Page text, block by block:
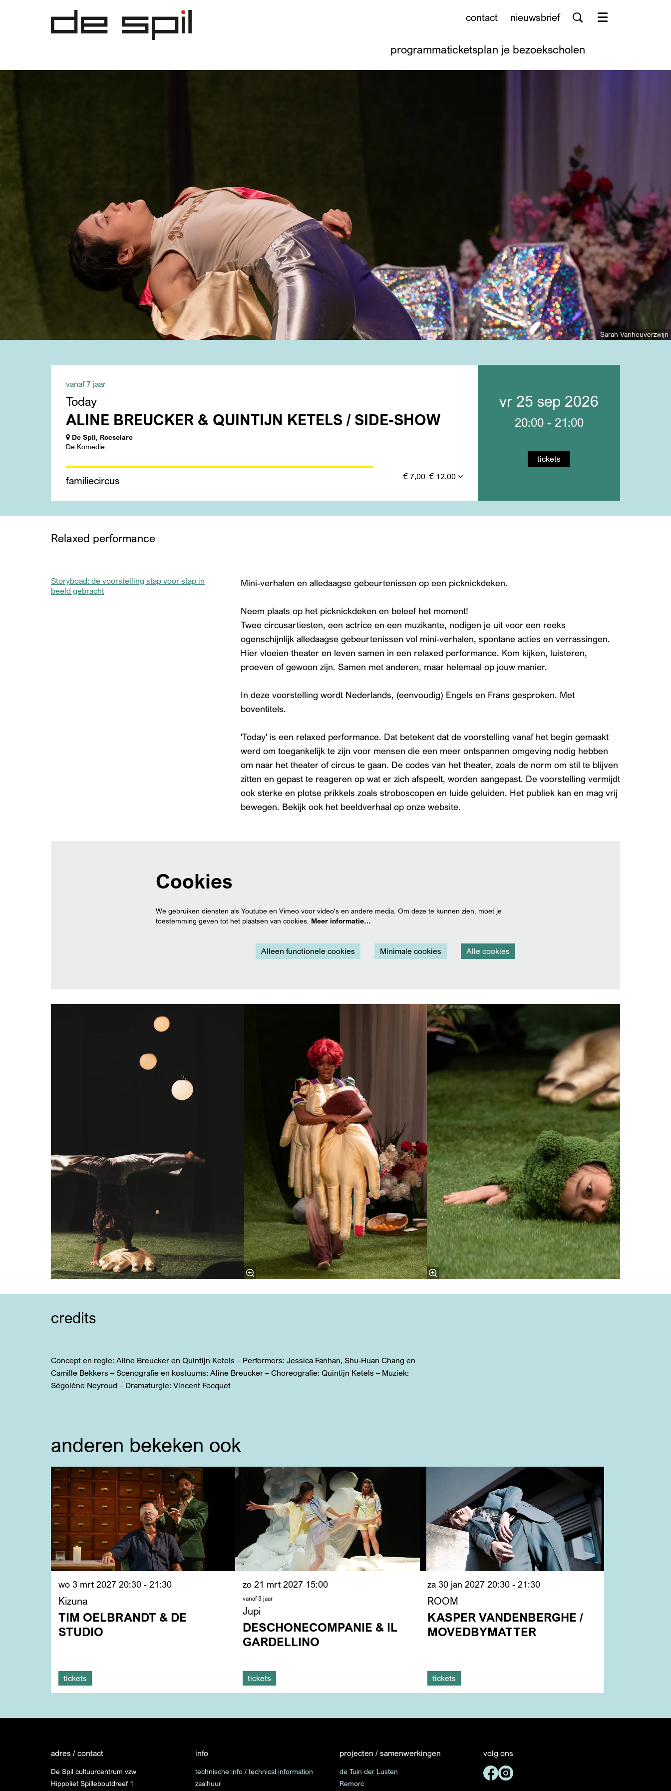
contact nieuwsbrief
programmaticketsplan je bezoekscholen
Menu
Sarah Vanheuverzwijn
Today
ALINE BREUCKER & QUINTIJN KETELS / SIDE-SHOW
vanaf 7 jaar
De Spil, Roeselare
De Komedie
familiecircus € 7,00–€ 12,00
vr 25 sep 2026
20:00 - 21:00
tickets
Relaxed performance
Mini-verhalen en alledaagse gebeurtenissen op een picknickdeken.
Neem plaats op het picknickdeken en beleef het moment!
Twee circusartiesten, een actrice en een muzikante, nodigen je uit voor een reeks
ogenschijnlijk alledaagse gebeurtenissen vol mini-verhalen, spontane acties en verrassingen.
Hier vloeien theater en leven samen in een relaxed performance. Kom kijken, luisteren,
proeven of gewoon zijn. Samen met anderen, maar helemaal op jouw manier.
In deze voorstelling wordt Nederlands, (eenvoudig) Engels en Frans gesproken. Met
boventitels.
'Today' is een relaxed performance. Dat betekent dat de voorstelling vanaf het begin gemaakt
werd om toegankelijk te zijn voor mensen die een meer ontspannen omgeving nodig hebben
om naar het theater of circus te gaan. De codes van het theater, zoals de norm om stil te blijven
zitten en gepast te reageren op wat er zich afspeelt, worden aangepast. De voorstelling vermijdt
ook sterke en plotse prikkels zoals stroboscopen en luide geluiden. Het publiek kan en mag vrij
bewegen. Bekijk ook het beeldverhaal op onze website.
Storyboad: de voorstelling stap voor stap in
beeld gebracht
Cookies
We gebruiken diensten als Youtube en Vimeo voor video's en andere media. Om deze te kunnen zien, moet je
toestemming geven tot het plaatsen van cookies. Meer informatie…
Alleen functionele cookies Minimale cookies Alle cookies
Inzoomen
credits
Concept en regie: Aline Breucker en Quintijn Ketels – Performers: Jessica Fanhan, Shu-Huan Chang en
Camille Bekkers – Scenografie en kostuums: Aline Breucker – Choreografie: Quintijn Ketels – Muziek:
Ségolène Neyroud – Dramaturgie: Vincent Focquet
anderen bekeken ook
Kizuna
TIM OELBRANDT & DE
STUDIO
wo 3 mrt 2027 20:30 - 21:30
tickets
Jupi
DESCHONECOMPANIE & IL
GARDELLINO
vanaf 3 jaar
zo 21 mrt 2027 15:00
tickets
ROOM
KASPER VANDENBERGHE /
MOVEDBYMATTER
za 30 jan 2027 20:30 - 21:30
tickets
adres / contact
De Spil cultuurcentrum vzw
Hippoliet Spilleboutdreef 1
info
technische info / technical information
zaalhuur
projecten / samenwerkingen
de Tuin der Lusten
Remorc
volg ons